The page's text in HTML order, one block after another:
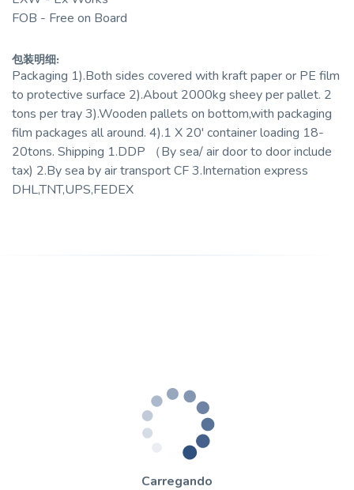
为什么选择我们的亚克力产品？
✅ 高质量的铸造和挤压丙烯酸板/棒
✅ 自定义尺寸、颜色和厚度
✅ 大宗订单的有竞争力的价格
✅ 严格的质量控制，以确保耐用性和清晰度
✅ 提供 OEM/ODM 服务
FOB - Free on Board
包装明细:
Packaging 1).Both sides covered with kraft paper or PE film
to protective surface 2).About 2000kg sheey per pallet. 2
tons per tray 3).Wooden pallets on bottom,with packaging
film packages all around. 4).1 X 20' container loading 18-
20tons. Shipping 1.DDP （By sea/ air door to door include
tax) 2.By sea by air transport CF 3.Internation express
DHL,TNT,UPS,FEDEX
Carregando